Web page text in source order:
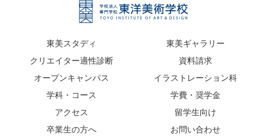
東美スタディ
東美ギャラリー
クリエイター適性診断
資料請求
オープンキャンパス
イラストレーション科
学科・コース
学費・奨学金
アクセス
留学生向け
卒業生の方へ
お問い合わせ